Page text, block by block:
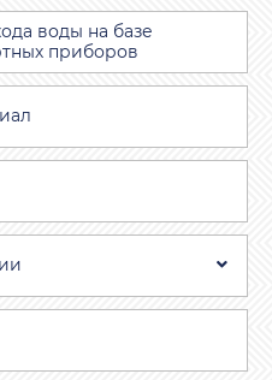
воды на базе
приборов